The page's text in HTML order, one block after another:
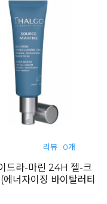
리뷰 : 0개
드라-마린 24H 젤-크
너자이징 바이탈러티